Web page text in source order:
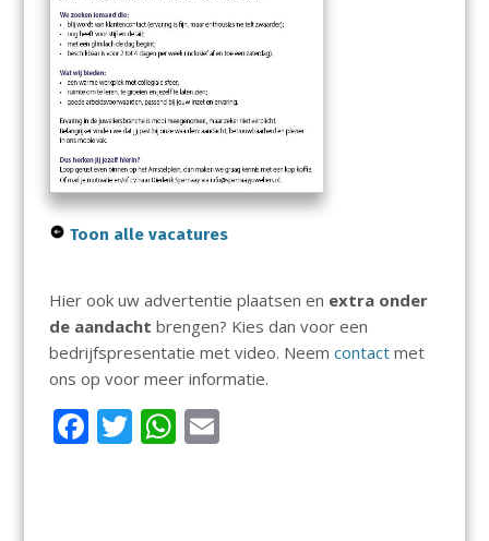
Toon alle vacatures
Hier ook uw advertentie plaatsen en extra onder
de aandacht brengen? Kies dan voor een
bedrijfspresentatie met video. Neem contactmet
ons op voor meer informatie.
F T W E